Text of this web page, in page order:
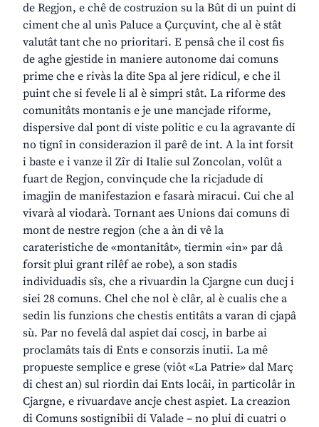
de Regjon, e chê de costruzion su la Bût di un puint di
ciment che al unìs Paluce a Çurçuvint, che al è stât
valutât tant che no prioritari. E pensâ che il cost fis
de aghe gjestide in maniere autonome dai comuns
prime che e rivàs la dite Spa al jere ridicul, e che il
puint che si fevele li al è simpri stât. La riforme des
comunitâts montanis e je une mancjade riforme,
dispersive dal pont di viste politic e cu la agravante di
no tignî in considerazion il parê de int. A la int forsit
i baste e i vanze il Zîr di Italie sul Zoncolan, volût a
fuart de Regjon, convinçude che la ricjadude di
imagjin de manifestazion e fasarà miracui. Cui che al
vivarà al viodarà. Tornant aes Unions dai comuns di
mont de nestre regjon (che a àn di vê la
carateristiche de «montanitât», tiermin «in» par dâ
forsit plui grant rilêf ae robe), a son stadis
individuadis sîs, che a rivuardin la Cjargne cun ducj i
siei 28 comuns. Chel che nol è clâr, al è cualis che a
sedin lis funzions che chestis entitâts a varan di cjapâ
sù. Par no fevelâ dal aspiet dai coscj, in barbe ai
proclamâts tais di Ents e consorzis inutii. La mê
propueste semplice e grese (viôt «La Patrie» dal Març
di chest an) sul riordin dai Ents locâi, in particolâr in
Cjargne, e rivuardave ancje chest aspiet. La creazion
di Comuns sostignibii di Valade – no plui di cuatri o